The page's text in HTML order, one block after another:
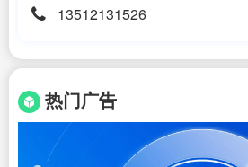
13512131526
热门广告